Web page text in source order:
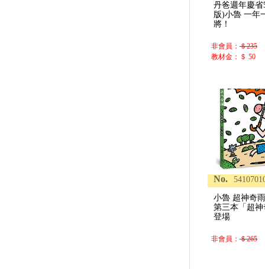
丹爸週年慶
版)小魯 一年
將！
非會員：＄235
教材金：＄ 50
No.
小魯 超神奇
第三本「超
登場
非會員：＄265